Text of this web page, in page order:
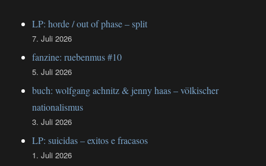
LP: horde / out of phase – split
7. Juli 2026
fanzine: ruebenmus #10
5. Juli 2026
buch: wolfgang achnitz & jenny haas – völkischer
nationalismus
3. Juli 2026
LP: suicidas – exitos e fracasos
1. Juli 2026